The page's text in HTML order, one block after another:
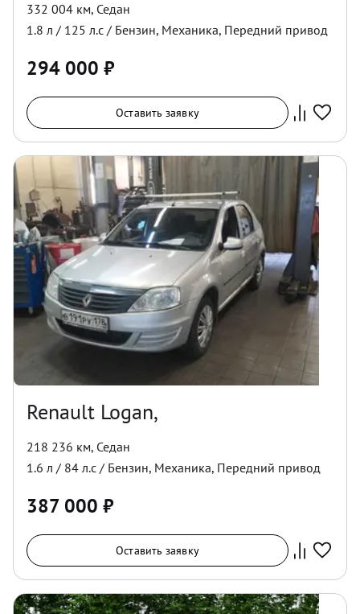
332 004 км, Седан
1.8 л / 125 л.с / Бензин, Механика, Передний привод
294 000 ₽
Оставить заявку
Renault Logan,
218 236 км, Седан
1.6 л / 84 л.с / Бензин, Механика, Передний привод
387 000 ₽
Оставить заявку